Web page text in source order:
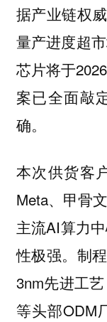
据产业链权
量产进度超
芯片将于
案已全面敲
确。
本次供货客
Meta、甲骨
主流AI算力
性极强。制
3nm先进工
等头部ODM